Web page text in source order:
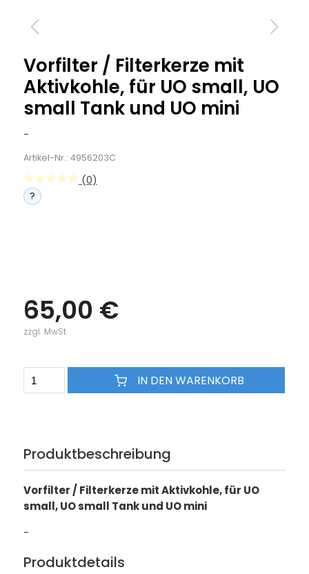
Vorfilter / Filterkerze mit
Aktivkohle, für UO small, UO
small Tank und UO mini
-
Artikel-Nr.: 4956203C
(0)
?
65,00 €
zzgl. MwSt
IN DEN WARENKORB
Produktbeschreibung
Vorfilter / Filterkerze mit Aktivkohle, für UO
small, UO small Tank und UO mini
-
Produktdetails